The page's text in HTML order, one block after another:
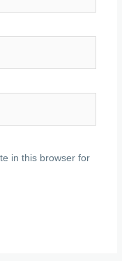
in this browser for